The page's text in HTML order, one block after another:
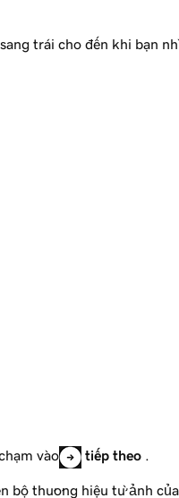
trái cho đến khi bạn
vào tiếp theo
bộ thương hiệu từ ảnh